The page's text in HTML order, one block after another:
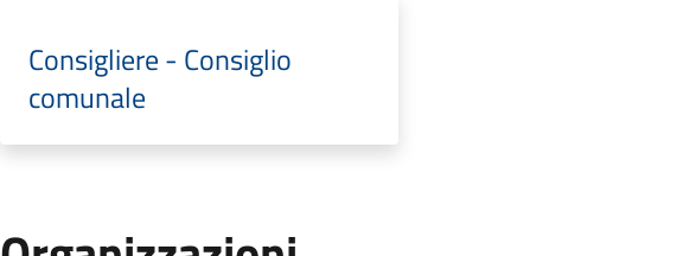
Consigliere - Consiglio
comunale